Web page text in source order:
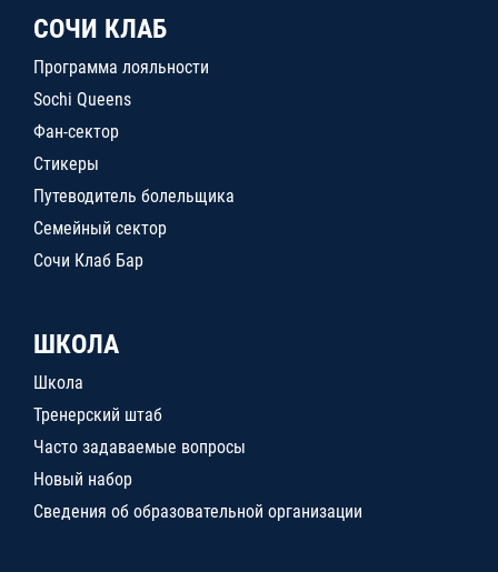
СОЧИ КЛАБ
Программа лояльности
Sochi Queens
Фан-сектор
Стикеры
Путеводитель болельщика
Семейный сектор
Сочи Клаб Бар
ШКОЛА
Школа
Тренерский штаб
Часто задаваемые вопросы
Новый набор
Сведения об образовательной организации